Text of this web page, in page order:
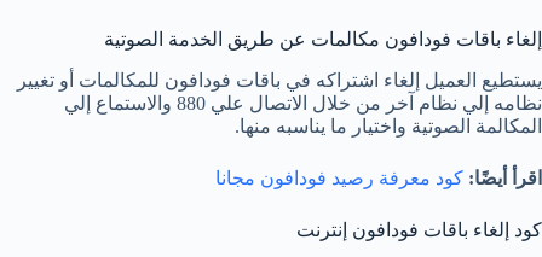
إلغاء باقات فودافون مكالمات عن طريق الخدمة الصوتية
يستطيع العميل إلغاء اشتراكه في باقات فودافون للمكالمات أو تغيير
نظامه إلي نظام آخر من خلال الاتصال علي 880 والاستماع إلي
المكالمة الصوتية واختيار ما يناسبه منها.
اقرأ أيضًا: كود معرفة رصيد فودافون مجانا
كود إلغاء باقات فودافون إنترنت